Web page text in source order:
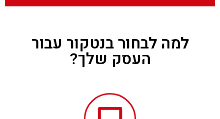
למה לבחור בנטקור עבור
העסק שלך?